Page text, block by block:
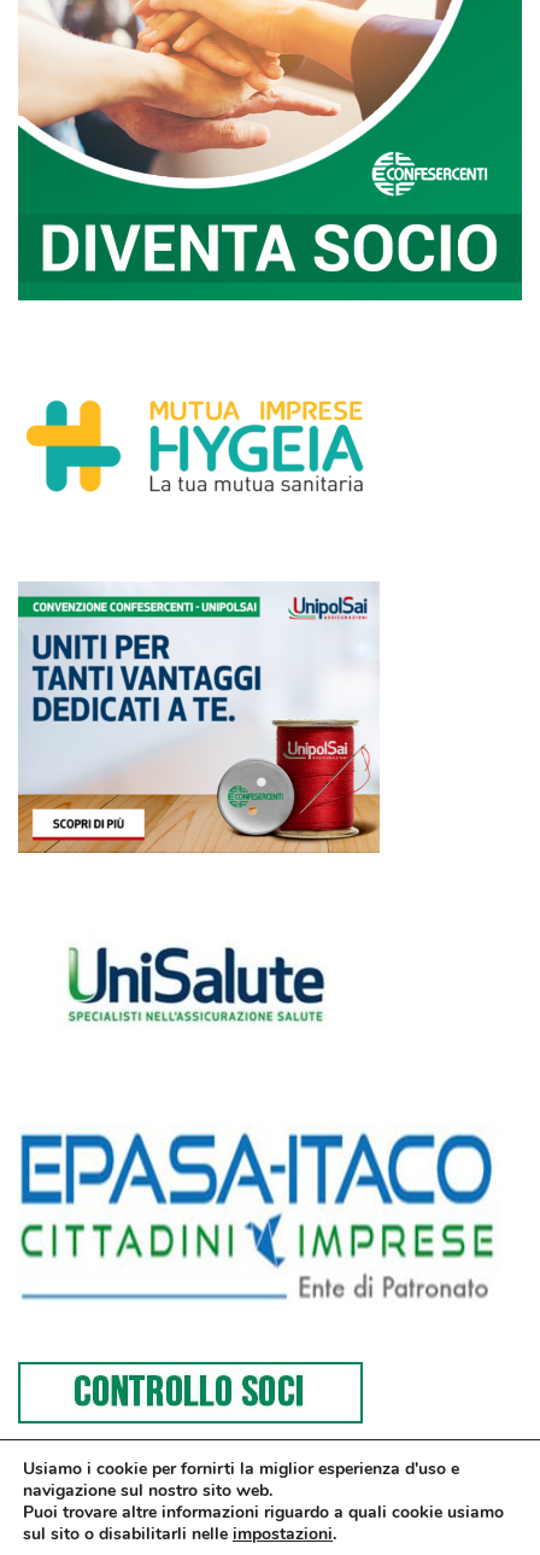
Usiamo i cookie per fornirti la miglior esperienza d'uso e
navigazione sul nostro sito web.
Puoi trovare altre informazioni riguardo a quali cookie usiamo
sul sito o disabilitarli nelle impostazioni.